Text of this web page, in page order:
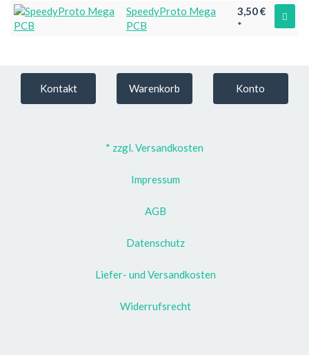
SpeedyProto Mega
PCB
3,50 €
*
Kontakt Warenkorb Konto
* zzgl. Versandkosten
Impressum
AGB
Datenschutz
Liefer- und Versandkosten
Widerrufsrecht